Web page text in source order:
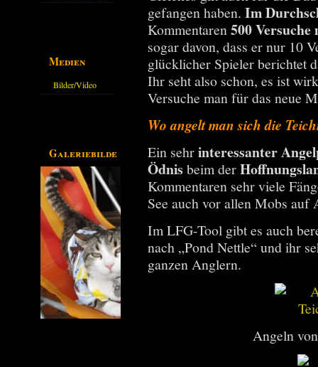
Medien
Bilder/Video
Galeriebilder
gefangen haben. Im
Kommentaren500
sogar davon, dass er nur 10
glücklicher Spieler berichtet
Ihr seht also schon, es ist
Versuche man für das neue
Wo angelt man sich die
Ein sehrinteressanter
Ödnis beim der
Kommentaren sehr viele
See auch vor allen Mobs auf
Im LFG-Tool gibt es auch
nach „Pond Nettle“ und ihr
ganzen Anglern.
Angeln